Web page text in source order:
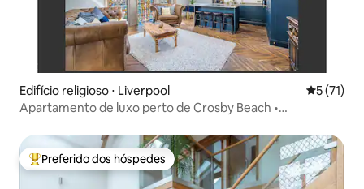
Edifício religioso ⋅ Liverpool 5 de uma
5 (71)
Apartamento de luxo perto de Crosby Beach •
Entre os melhores preferidos dos hóspedes
Preferido dos hóspedes